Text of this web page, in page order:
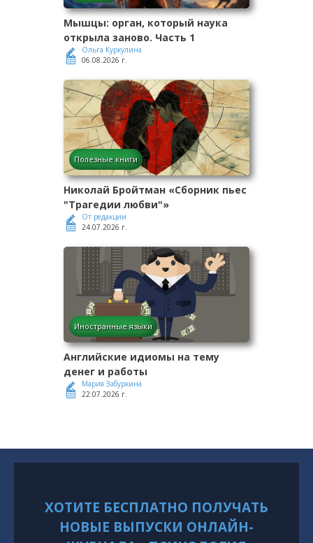
Мышцы: орган, который наука
открыла заново. Часть 1
Ольга Куркулина
06.08.2026 г.
Полезные книги
Николай Бройтман «Сборник пьес
"Трагедии любви"»
От редакции
24.07.2026 г.
Иностранные языки
Английские идиомы на тему
денег и работы
Мария Забуркина
22.07.2026 г.
ХОТИТЕ БЕСПЛАТНО ПОЛУЧАТЬ
НОВЫЕ ВЫПУСКИ ОНЛАЙН-